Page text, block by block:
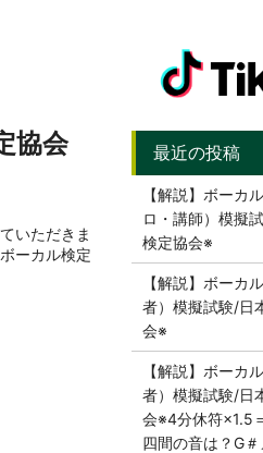
協会
いただきま
ーカル検定
【解説】ボーカ
ロ・講師）模擬
検定協会※
【解説】ボーカ
者）模擬試験/日
会※
【解説】ボーカ
者）模擬試験/日
会※4分休符×1.5
四間の音は？G